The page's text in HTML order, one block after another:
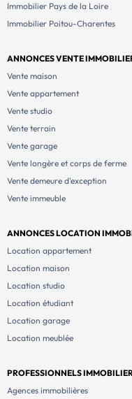
Immobilier Pays de la Loire
Immobilier Poitou-Charentes
ANNONCES VENTE
Vente maison
Vente appartement
Vente studio
Vente terrain
Vente garage
Vente longère et corps de ferme
Vente demeure d'exception
Vente immeuble
ANNONCES LOCATION
Location appartement
Location maison
Location studio
Location étudiant
Location garage
Location meublée
PROFESSIONNELS
Agences immobilières